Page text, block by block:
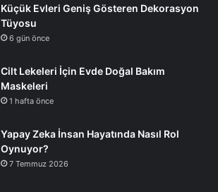
Küçük Evleri Geniş Gösteren Dekorasyon
Tüyosu
6 gün önce
Cilt Lekeleri İçin Evde Doğal Bakım
Maskeleri
1 hafta önce
Yapay Zeka İnsan Hayatında Nasıl Rol
Oynuyor?
7 Temmuz 2026